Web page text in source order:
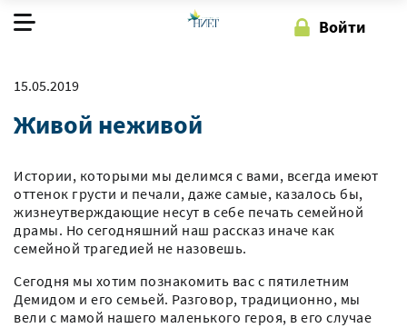
Войти
Наша работа
Регистрация Войти
15.05.2019
Живой неживой
Истории, которыми мы делимся с вами, всегда имеют
оттенок грусти и печали, даже самые, казалось бы,
жизнеутверждающие несут в себе печать семейной
драмы. Но сегодняшний наш рассказ иначе как
семейной трагедией не назовешь.
Сегодня мы хотим познакомить вас с пятилетним
Демидом и его семьей. Разговор, традиционно, мы
вели с мамой нашего маленького героя, в его случае